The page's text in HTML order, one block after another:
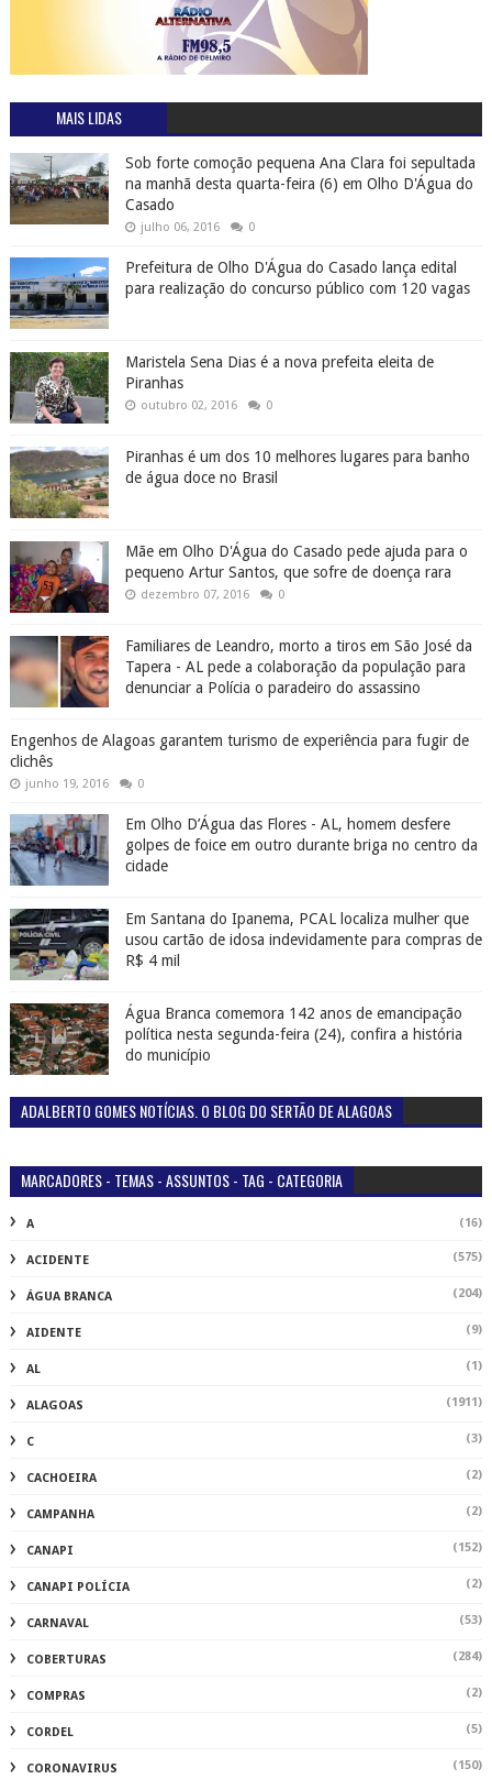
MAIS LIDAS
Sob forte comoção pequena Ana Clara foi sepultada
na manhã desta quarta-feira (6) em Olho D'Água do
Casado
julho 06, 2016 0
Prefeitura de Olho D'Água do Casado lança edital
para realização do concurso público com 120 vagas
Maristela Sena Dias é a nova prefeita eleita de
Piranhas
outubro 02, 2016 0
Piranhas é um dos 10 melhores lugares para banho
de água doce no Brasil
Mãe em Olho D'Água do Casado pede ajuda para o
pequeno Artur Santos, que sofre de doença rara
dezembro 07, 2016 0
Familiares de Leandro, morto a tiros em São José da
Tapera - AL pede a colaboração da população para
denunciar a Polícia o paradeiro do assassino
Engenhos de Alagoas garantem turismo de experiência para fugir de
clichês
junho 19, 2016 0
Em Olho D’Água das Flores - AL, homem desfere
golpes de foice em outro durante briga no centro da
cidade
Em Santana do Ipanema, PCAL localiza mulher que
usou cartão de idosa indevidamente para compras de
R$ 4 mil
Água Branca comemora 142 anos de emancipação
política nesta segunda-feira (24), confira a história
do município
ADALBERTO GOMES NOTÍCIAS. O BLOG DO SERTÃO DE ALAGOAS
MARCADORES - TEMAS - ASSUNTOS - TAG - CATEGORIA
A (16)
ACIDENTE (575)
ÁGUA BRANCA (204)
AIDENTE (9)
AL (1)
ALAGOAS (1911)
C (3)
CACHOEIRA (2)
CAMPANHA (2)
CANAPI (152)
CANAPI POLÍCIA (2)
CARNAVAL (53)
COBERTURAS (284)
COMPRAS (2)
CORDEL (5)
CORONAVIRUS (150)